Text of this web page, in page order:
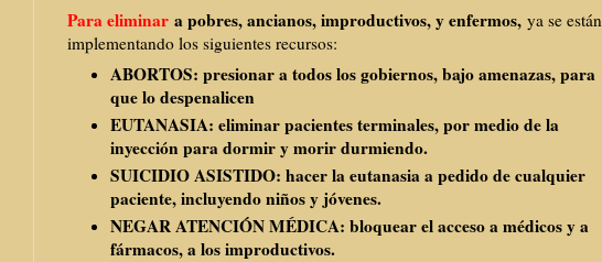
Para eliminar a pobres, ancianos, improductivos, y enfermos, ya se están
implementando los siguientes recursos:
ABORTOS: presionar a todos los gobiernos, bajo amenazas, para
que lo despenalicen
EUTANASIA: eliminar pacientes terminales, por medio de la
inyección para dormir y morir durmiendo.
SUICIDIO ASISTIDO: hacer la eutanasia a pedido de cualquier
paciente, incluyendo niños y jóvenes.
NEGAR ATENCIÓN MÉDICA: bloquear el acceso a médicos y a
fármacos, a los improductivos.